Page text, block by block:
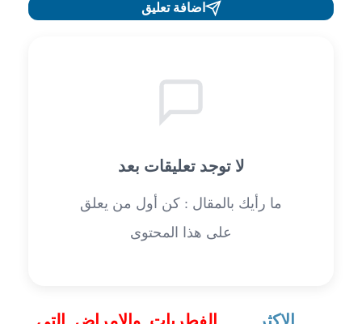
اضافة تعليق
لا توجد تعليقات بعد
ما رأيك بالمقال : كن أول من يعلق
على هذا المحتوى